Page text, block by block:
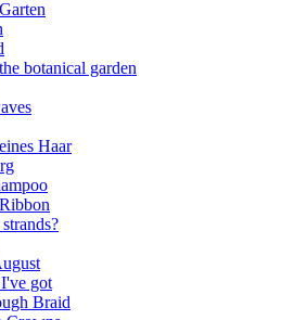
botanical garden
Haar
got
Braid